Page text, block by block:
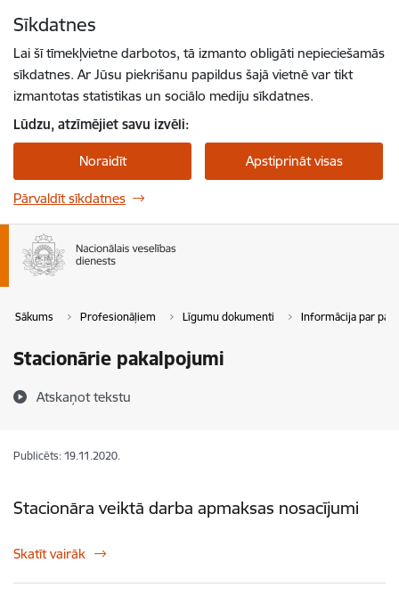
Sīkdatnes
Lai šī tīmekļvietne darbotos, tā izmanto obligāti nepieciešamās
sīkdatnes. Ar Jūsu piekrišanu papildus šajā vietnē var tikt
izmantotas statistikas un sociālo mediju sīkdatnes.
Lūdzu, atzīmējiet savu izvēli:
Noraidīt Apstiprināt visas
Pārvaldīt sīkdatnes
Sākums Profesionāļiem Līgumu dokumenti Informācija par
Stacionārie pakalpojumi
Atskaņot tekstu
Publicēts: 19.11.2020.
Stacionāra veiktā darba apmaksas nosacījumi
Skatīt vairāk